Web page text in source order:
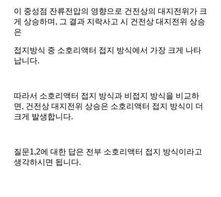
이 중성점 잔류전압의 영향으로 건전상의 대지전위가 크
게 상승하며, 그 결과 지락사고 시 건전상 대지전위 상승
은
접지방식 중 소호리액터 접지 방식에서 가장 크게 나타
납니다.
따라서 소호리액터 접지 방식과 비접지 방식을 비교하
면, 건전상 대지전위 상승은 소호리액터 접지 방식이 더
크게 발생합니다.
질문1,2에 대한 답은 전부 소호리액터 접지 방식이라고
생각하시면 됩니다.